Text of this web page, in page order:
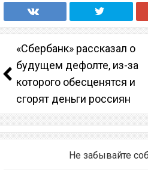
«Сбербанк» рассказал о
будущем дефолте, из-за
которого обесценятся и
сгорят деньги россиян
Не забывайте